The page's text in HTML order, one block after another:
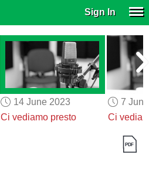
Sign In
14 June 2023
Ci vediamo presto
7
Ci